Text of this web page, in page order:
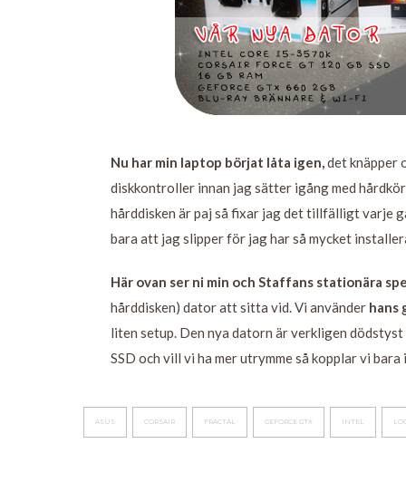
Nu har min laptop börjat låta igen,det knäpper
diskkontroller innan jag sätter igång med
hårddisken är paj så fixar jag det tillfälligt varje
bara att jag slipper för jag har så mycket
Här ovan ser ni min och Staffans stationära
hårddisken) dator att sitta vid. Vi använder hans
liten setup. Den nya datorn är verkligen
SSD och vill vi ha mer utrymme så kopplar vi
ASUS CORSAIR FRACTAL GEFORCE GTX INTEL